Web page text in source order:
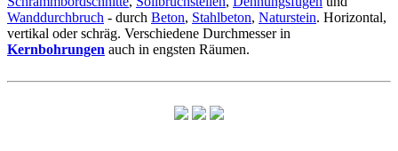
Wanddurchbruch - durch Beton, Stahlbeton, Naturstein. Horizontal,
vertikal oder schräg. Verschiedene Durchmesser in
Kernbohrungen auch in engsten Räumen.